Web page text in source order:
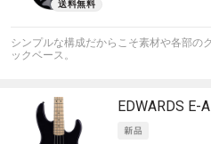
シンプルな構成だからこそ素材や各部の
ックベース。
EDWARDS E-